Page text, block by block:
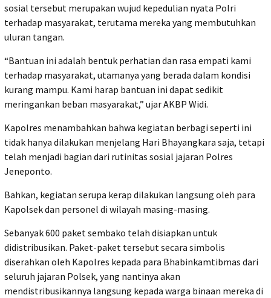
sosial tersebut merupakan wujud kepedulian nyata Polri
terhadap masyarakat, terutama mereka yang membutuhkan
uluran tangan.
‎“Bantuan ini adalah bentuk perhatian dan rasa empati kami
terhadap masyarakat, utamanya yang berada dalam kondisi
kurang mampu. Kami harap bantuan ini dapat sedikit
meringankan beban masyarakat,” ujar AKBP Widi.
‎Kapolres menambahkan bahwa kegiatan berbagi seperti ini
tidak hanya dilakukan menjelang Hari Bhayangkara saja, tetapi
telah menjadi bagian dari rutinitas sosial jajaran Polres
Jeneponto.
Bahkan, kegiatan serupa kerap dilakukan langsung oleh para
Kapolsek dan personel di wilayah masing-masing.
‎Sebanyak 600 paket sembako telah disiapkan untuk
didistribusikan. Paket-paket tersebut secara simbolis
diserahkan oleh Kapolres kepada para Bhabinkamtibmas dari
seluruh jajaran Polsek, yang nantinya akan
mendistribusikannya langsung kepada warga binaan mereka di